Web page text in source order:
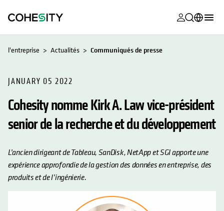
s’ouvre
s’ouvre
s’ouvre
Assistance
s’ouvre
s’ouvre
Academy
s’ouvre
s’ouvre
s’ouvre
日本語 (Japan)
Português (Brazil)
Korea)
l'entreprise Actualités Communiqués de presse
JANUARY 05 2022
Cohesity nomme Kirk A. Law vice-président
senior de la recherche et du développement
L’ancien dirigeant de Tableau, SanDisk, NetApp et SGI apporte une
expérience approfondie de la gestion des données en entreprise, des
produits et de l’ingénierie.